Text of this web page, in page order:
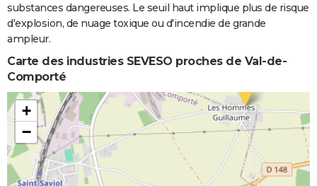
substances dangereuses. Le seuil haut implique plus de risque
d'explosion, de nuage toxique ou d'incendie de grande
ampleur.
Carte des industries SEVESO proches de Val-de-
Comporté
+
−